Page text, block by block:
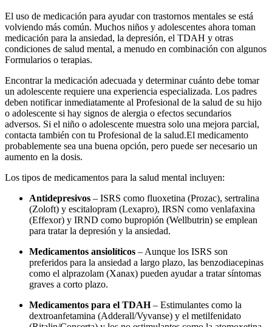
El uso de medicación para ayudar con trastornos mentales se está
volviendo más común. Muchos niños y adolescentes ahora toman
medicación para la ansiedad, la depresión, el TDAH y otras
condiciones de salud mental, a menudo en combinación con algunos
Formularios o terapias.
Encontrar la medicación adecuada y determinar cuánto debe tomar
un adolescente requiere una experiencia especializada. Los padres
deben notificar inmediatamente al Profesional de la salud de su hijo
o adolescente si hay signos de alergia o efectos secundarios
adversos. Si el niño o adolescente muestra solo una mejora parcial,
contacta también con tu Profesional de la salud.El medicamento
probablemente sea una buena opción, pero puede ser necesario un
aumento en la dosis.
Los tipos de medicamentos para la salud mental incluyen:
Antidepresivos – ISRS como fluoxetina (Prozac), sertralina
(Zoloft) y escitalopram (Lexapro), IRSN como venlafaxina
(Effexor) y IRND como bupropión (Wellbutrin) se emplean
para tratar la depresión y la ansiedad.
Medicamentos ansiolíticos – Aunque los ISRS son
preferidos para la ansiedad a largo plazo, las benzodiacepinas
como el alprazolam (Xanax) pueden ayudar a tratar síntomas
graves a corto plazo.
Medicamentos para el TDAH– Estimulantes como la
dextroanfetamina (Adderall/Vyvanse) y el metilfenidato